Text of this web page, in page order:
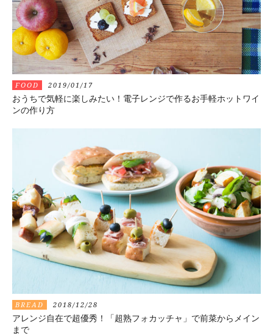
FOOD 2019/01/17
おうちで気軽に楽しみたい！電子レンジで作るお手軽ホットワイ
ンの作り方
BREAD 2018/12/28
アレンジ自在で超優秀！「超熟フォカッチャ」で前菜からメイン
まで